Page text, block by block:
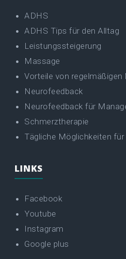
ADHS
ADHS Tips für den Alltag
Leistungssteigerung
Massage
Vorteile von regelmäßigen
Neurofeedback
Neurofeedback für
Schmerztherapie
Tägliche Möglichkeiten für
LINKS
Facebook
Youtube
Instagram
Google plus